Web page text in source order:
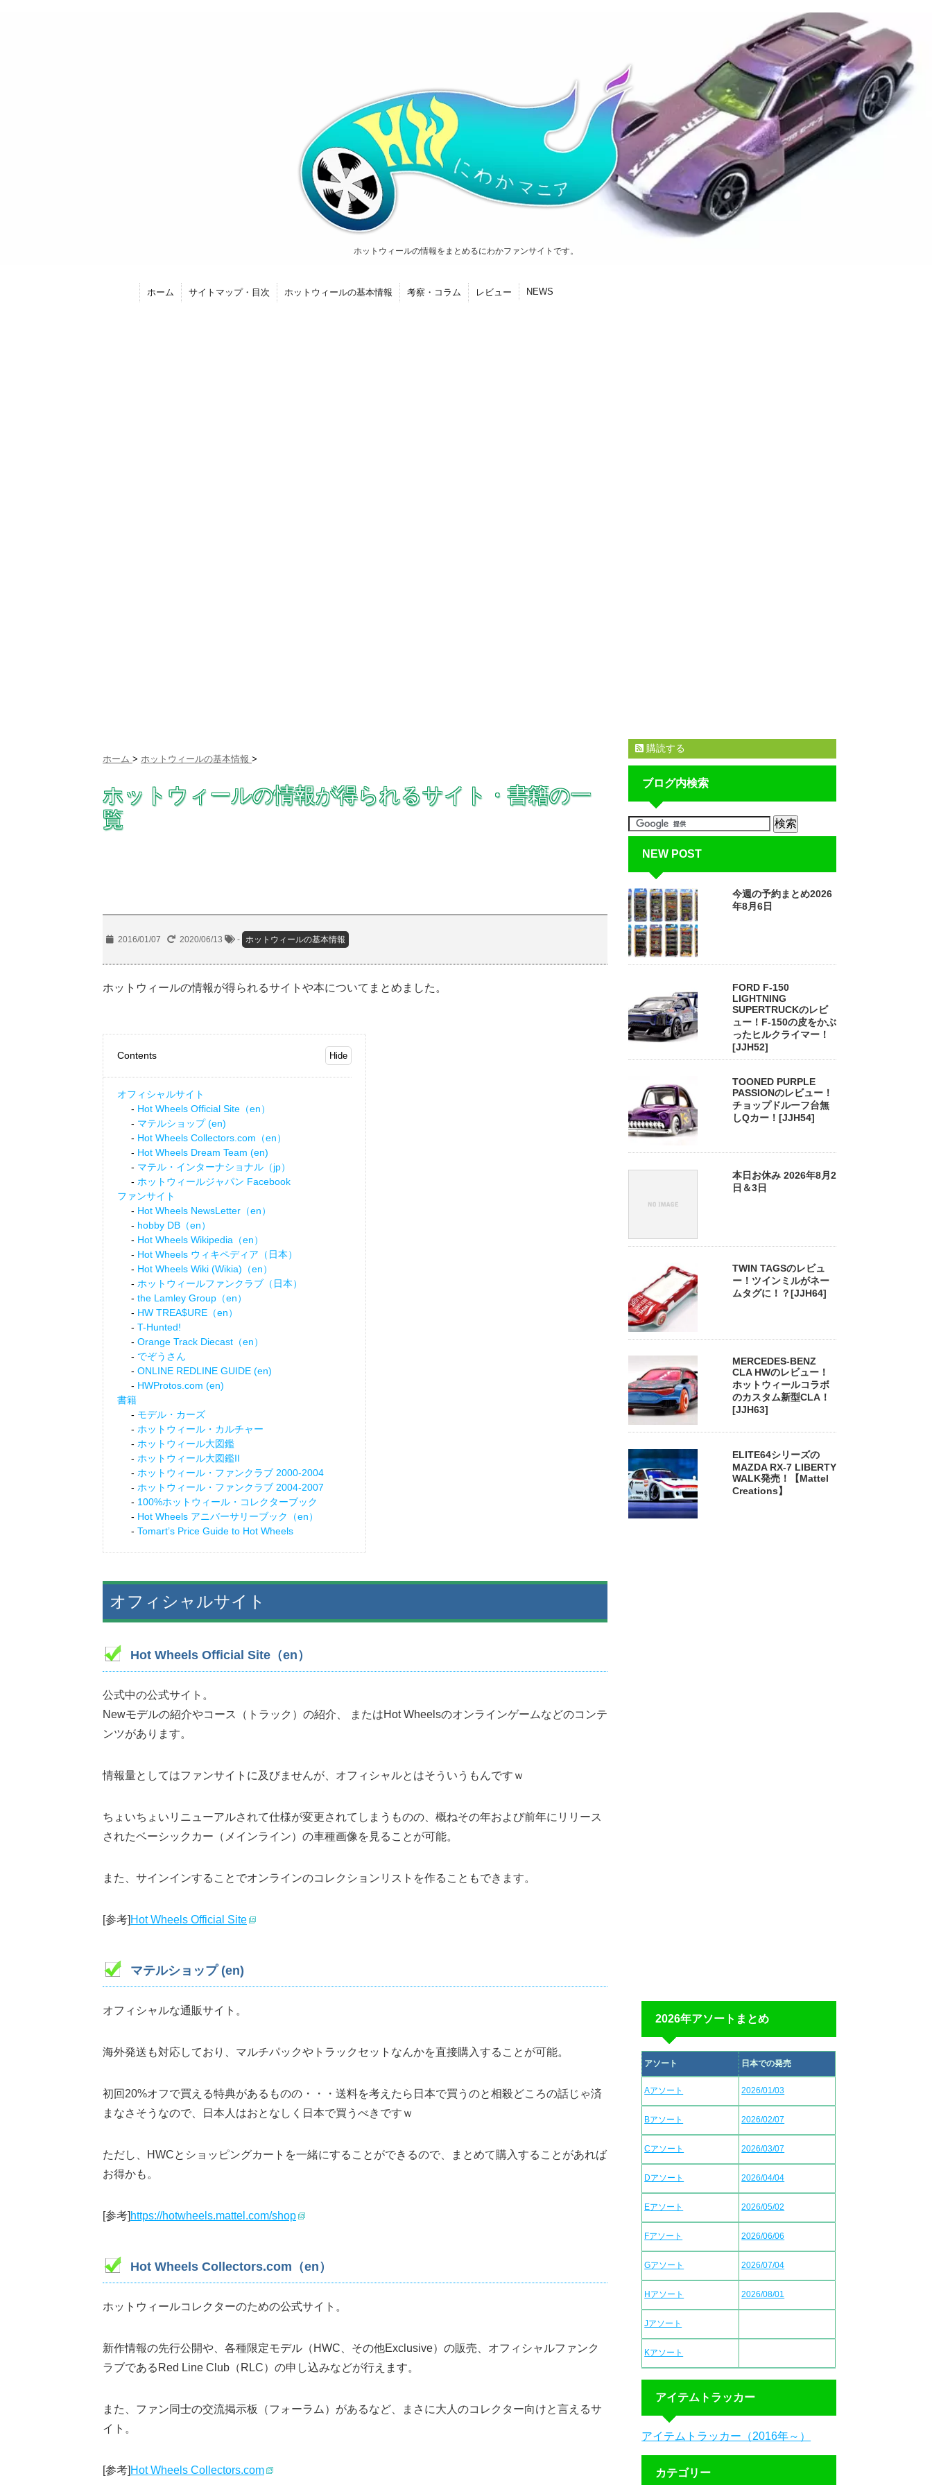
ホットウィールの情報をまとめるにわかファンサイトです。
ホーム サイトマップ・目次 ホットウィールの基本情報 考察・コラム レビュー NEWS
ホーム > ホットウィールの基本情報 >
ホットウィールの情報が得られるサイト・書籍の一
覧
2016/01/07 2020/06/13 - ホットウィールの基本情報
ホットウィールの情報が得られるサイトや本についてまとめました。
Contents
オフィシャルサイト
Hot Wheels Official Site（en）
マテルショップ (en)
Hot Wheels Collectors.com（en）
Hot Wheels Dream Team (en)
マテル・インターナショナル（jp）
ホットウィールジャパン Facebook
ファンサイト
Hot Wheels NewsLetter（en）
hobby DB（en）
Hot Wheels Wikipedia（en）
Hot Wheels ウィキペディア（日本）
Hot Wheels Wiki (Wikia)（en）
ホットウィールファンクラブ（日本）
the Lamley Group（en）
HW TREA$URE（en）
T-Hunted!
Orange Track Diecast（en）
でぞうさん
ONLINE REDLINE GUIDE (en)
HWProtos.com (en)
書籍
モデル・カーズ
ホットウィール・カルチャー
ホットウィール大図鑑
ホットウィール大図鑑II
ホットウィール・ファンクラブ 2000-2004
ホットウィール・ファンクラブ 2004-2007
100%ホットウィール・コレクターブック
Hot Wheels アニバーサリーブック（en）
Tomart’s Price Guide to Hot Wheels
オフィシャルサイト
Hot Wheels Official Site（en）
公式中の公式サイト。
Newモデルの紹介やコース（トラック）の紹介、 またはHot Wheelsのオンラインゲームなどのコンテ
ンツがあります。
情報量としてはファンサイトに及びませんが、オフィシャルとはそういうもんですｗ
ちょいちょいリニューアルされて仕様が変更されてしまうものの、概ねその年および前年にリリース
されたベーシックカー（メインライン）の車種画像を見ることが可能。
また、サインインすることでオンラインのコレクションリストを作ることもできます。
[参考] Hot Wheels Official Site
マテルショップ (en)
オフィシャルな通販サイト。
海外発送も対応しており、マルチパックやトラックセットなんかを直接購入することが可能。
初回20%オフで買える特典があるものの・・・送料を考えたら日本で買うのと相殺どころの話じゃ済
まなさそうなので、日本人はおとなしく日本で買うべきですｗ
ただし、HWCとショッピングカートを一緒にすることができるので、まとめて購入することがあれば
お得かも。
[参考] https://hotwheels.mattel.com/shop
Hot Wheels Collectors.com（en）
ホットウィールコレクターのための公式サイト。
新作情報の先行公開や、各種限定モデル（HWC、その他Exclusive）の販売、オフィシャルファンク
ラブであるRed Line Club（RLC）の申し込みなどが行えます。
また、ファン同士の交流掲示板（フォーラム）があるなど、まさに大人のコレクター向けと言えるサ
イト。
[参考] Hot Wheels Collectors.com
購読する
ブログ内検索
NEW POST
今週の予約まとめ2026
年8月6日
FORD F-150
LIGHTNING
SUPERTRUCKのレビ
ュー！F-150の皮をかぶ
ったヒルクライマー！
[JJH52]
TOONED PURPLE
PASSIONのレビュー！
チョップドルーフ台無
しQカー！[JJH54]
本日お休み 2026年8月2
日＆3日
TWIN TAGSのレビュ
ー！ツインミルがネー
ムタグに！？[JJH64]
MERCEDES-BENZ
CLA HWのレビュー！
ホットウィールコラボ
のカスタム新型CLA！
[JJH63]
ELITE64シリーズの
MAZDA RX-7 LIBERTY
WALK発売！【Mattel
Creations】
2026年アソートまとめ
アソート 日本での発売
Aアソート 2026/01/03
Bアソート 2026/02/07
Cアソート 2026/03/07
Dアソート 2026/04/04
Eアソート 2026/05/02
Fアソート 2026/06/06
Gアソート 2026/07/04
Hアソート 2026/08/01
Jアソート
Kアソート
アイテムトラッカー
アイテムトラッカー（2016年～）
カテゴリー